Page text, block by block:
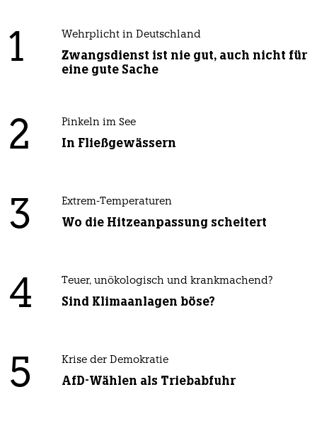
1 Wehrplicht in Deutschland
Zwangsdienst ist nie gut, auch nicht für
eine gute Sache
2 Pinkeln im See
In Fließgewässern
3 Extrem-Temperaturen
Wo die Hitzeanpassung scheitert
4 Teuer, unökologisch und krankmachend?
Sind Klimaanlagen böse?
5 Krise der Demokratie
AfD-Wählen als Triebabfuhr